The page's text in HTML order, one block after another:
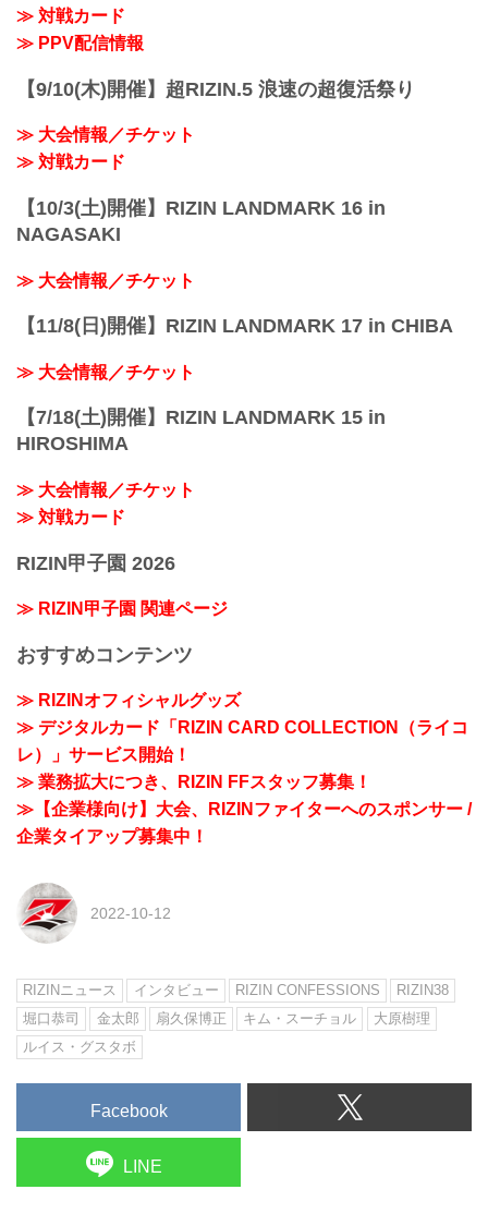
≫ 対戦カード
≫ PPV配信情報
【9/10(木)開催】超RIZIN.5 浪速の超復活祭り
≫ 大会情報／チケット
≫ 対戦カード
【10/3(土)開催】RIZIN LANDMARK 16 in
NAGASAKI
≫ 大会情報／チケット
【11/8(日)開催】RIZIN LANDMARK 17 in CHIBA
≫ 大会情報／チケット
【7/18(土)開催】RIZIN LANDMARK 15 in
HIROSHIMA
≫ 大会情報／チケット
≫ 対戦カード
RIZIN甲子園 2026
≫ RIZIN甲子園 関連ページ
おすすめコンテンツ
≫ RIZINオフィシャルグッズ
≫ デジタルカード「RIZIN CARD COLLECTION（ライコ
レ）」サービス開始！
≫ 業務拡大につき、RIZIN FFスタッフ募集！
≫【企業様向け】大会、RIZINファイターへのスポンサー /
企業タイアップ募集中！
2022-10-12
RIZINニュース インタビュー RIZIN CONFESSIONS
RIZIN38
堀口恭司
金太郎 扇久保博正 キム・スーチョル
大原樹理
ルイス・グスタボ
Facebook
LINE